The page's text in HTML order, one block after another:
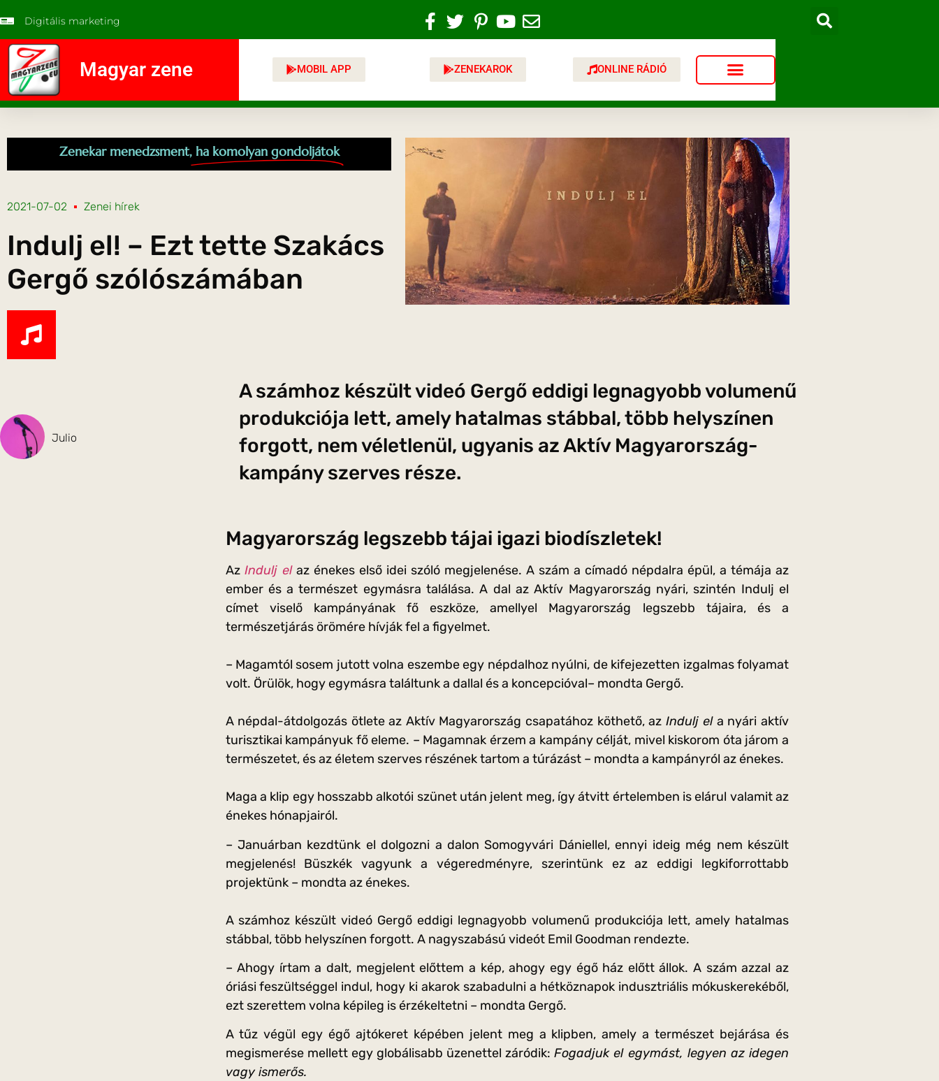
Digitális marketing
Magyar zene MOBIL APP ZENEKAROK ONLINE RÁDIÓ
Zenekar menedzsment, ha komolyan gondoljátok
2021-07-02 Zenei hírek
Indulj el! – Ezt tette Szakács
Gergő szólószámában
Julio
A számhoz készült videó Gergő eddigi legnagyobb volumenű
produkciója lett, amely hatalmas stábbal, több helyszínen
forgott, nem véletlenül, ugyanis az Aktív Magyarország-
kampány szerves része.
Magyarország legszebb tájai igazi biodíszletek!
Az Indulj elaz énekes első idei szóló megjelenése. A szám a címadó népdalra épül, a témája az
ember és a természet egymásra találása. A dal az Aktív Magyarország nyári, szintén Indulj el
címet viselő kampányának fő eszköze, amellyel Magyarország legszebb tájaira, és a
természetjárás örömére hívják fel a figyelmet.
– Magamtól sosem jutott volna eszembe egy népdalhoz nyúlni, de kifejezetten izgalmas folyamat
volt. Örülök, hogy egymásra találtunk a dallal és a koncepcióval– mondta Gergő.
A népdal-átdolgozás ötlete az Aktív Magyarország csapatához köthető, az Indulj ela nyári aktív
turisztikai kampányuk fő eleme. – Magamnak érzem a kampány célját, mivel kiskorom óta járom a
természetet, és az életem szerves részének tartom a túrázást – mondta a kampányról az énekes.
Maga a klip egy hosszabb alkotói szünet után jelent meg, így átvitt értelemben is elárul valamit az
énekes hónapjairól.
– Januárban kezdtünk el dolgozni a dalon Somogyvári Dániellel, ennyi ideig még nem készült
megjelenés! Büszkék vagyunk a végeredményre, szerintünk ez az eddigi legkiforrottabb
projektünk – mondta az énekes.
A számhoz készült videó Gergő eddigi legnagyobb volumenű produkciója lett, amely hatalmas
stábbal, több helyszínen forgott. A nagyszabású videót Emil Goodman rendezte.
– Ahogy írtam a dalt, megjelent előttem a kép, ahogy egy égő ház előtt állok. A szám azzal az
óriási feszültséggel indul, hogy ki akarok szabadulni a hétköznapok indusztriális mókuskerekéből,
ezt szerettem volna képileg is érzékeltetni – mondta Gergő.
A tűz végül egy égő ajtókeret képében jelent meg a klipben, amely a természet bejárása és
megismerése mellett egy globálisabb üzenettel záródik:Fogadjuk el egymást, legyen az idegen
vagy ismerős.